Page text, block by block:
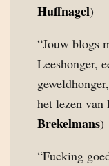
Huffnagel)
“Jouw blogs
Leeshonger,
het lezen van
Brekelmans)
“Fucking